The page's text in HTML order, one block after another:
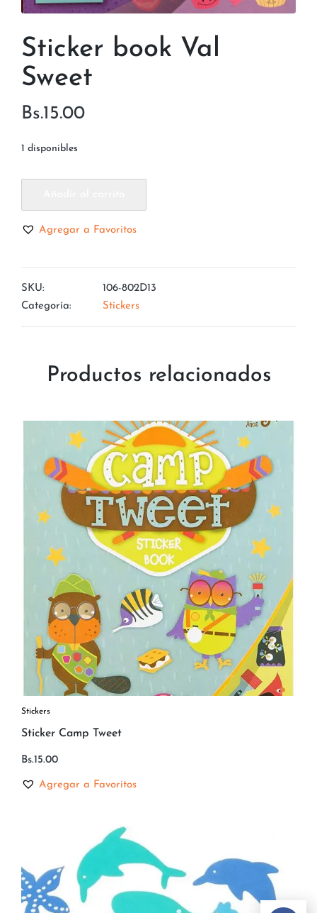
Sticker book Val
Sweet
Bs.15.00
1 disponibles
Agregar a Favoritos
SKU:
106-802D13
Categoría:
Stickers
Productos relacionados
Stickers
Sticker Camp Tweet
Bs.15.00
Agregar a Favoritos